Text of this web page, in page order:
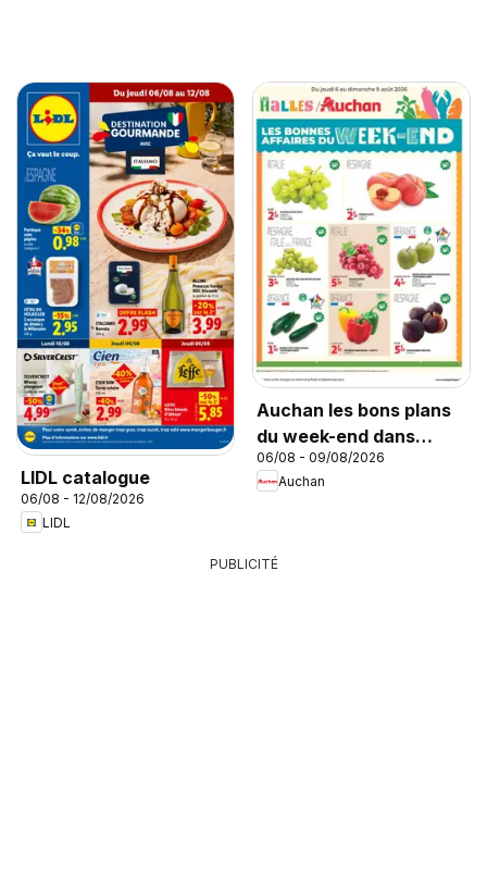
LIDL catalogue
06/08 - 12/08/2026
LIDL
Auchan les bons plans
du week-end dans
votre hyper
06/08 - 09/08/2026
Auchan
PUBLICITÉ